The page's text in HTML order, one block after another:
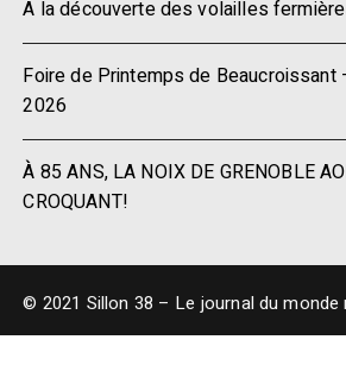
A la découverte des volailles
Foire de Printemps de Beaucroissant
2026
À 85 ANS, LA NOIX DE GRENOBLE
CROQUANT!
© 2021 Sillon 38 – Le journal du monde